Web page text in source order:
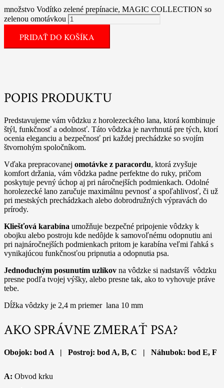
množstvo Vodítko zelené prepínacie, MAGIC COLLECTION so
zelenou omotávkou
PRIDAŤ DO KOŠÍKA
POPIS PRODUKTU
Predstavujeme vám vôdzku z horolezeckého lana, ktorá kombinuje
štýl, funkčnosť a odolnosť. Táto vôdzka je navrhnutá pre tých, ktorí
ocenia eleganciu a bezpečnosť pri každej prechádzke so svojím
štvornohým spoločníkom.
Vďaka prepracovanej omotávke z paracordu, ktorá zvyšuje
komfort držania, vám vôdzka padne perfektne do ruky, pričom
poskytuje pevný úchop aj pri náročnejších podmienkach. Odolné
horolezecké lano zaručuje maximálnu pevnosť a spoľahlivosť, či už
pri mestských prechádzkach alebo dobrodružných výpravách do
prírody.
Kliešťová karabína umožňuje bezpečné pripojenie vôdzky k
obojku alebo postroju kde nedôjde k samovoľnému odopnutiu ani
pri najnáročnejších podmienkach pritom je karabína veľmi ľahká s
vynikajúcou funkčnosťou pripnutia a odopnutia psa.
Jednoduchým posunutím uzlíkov na vôdzke si nadstavíš vôdzku
presne podľa tvojej výšky, alebo presne tak, ako to vyhovuje práve
tebe.
Dĺžka vôdzky je 2,4 m priemer lana 10 mm
AKO SPRÁVNE ZMERAŤ PSA?
Obojok: bod A | Postroj: bod A, B, C | Náhubok: bod E, F
A: Obvod krku